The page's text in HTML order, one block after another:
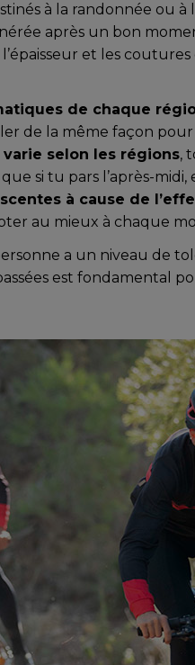
à la randonnée ou
après un bon
et les
de chaque
de la même façon
varie selon les régions,
si tu pars l’après-
à cause de
au mieux à chaque
a un niveau de
est fondamental